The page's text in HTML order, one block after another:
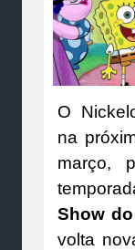
O
na
março,
Show
volta